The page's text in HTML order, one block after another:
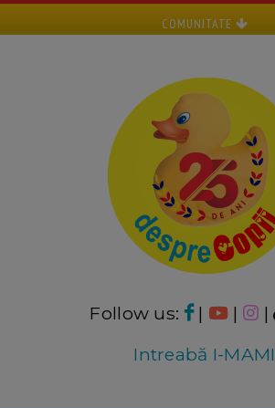
COMUNITATE
Follow us: | | |
Intreabă I-MAMI